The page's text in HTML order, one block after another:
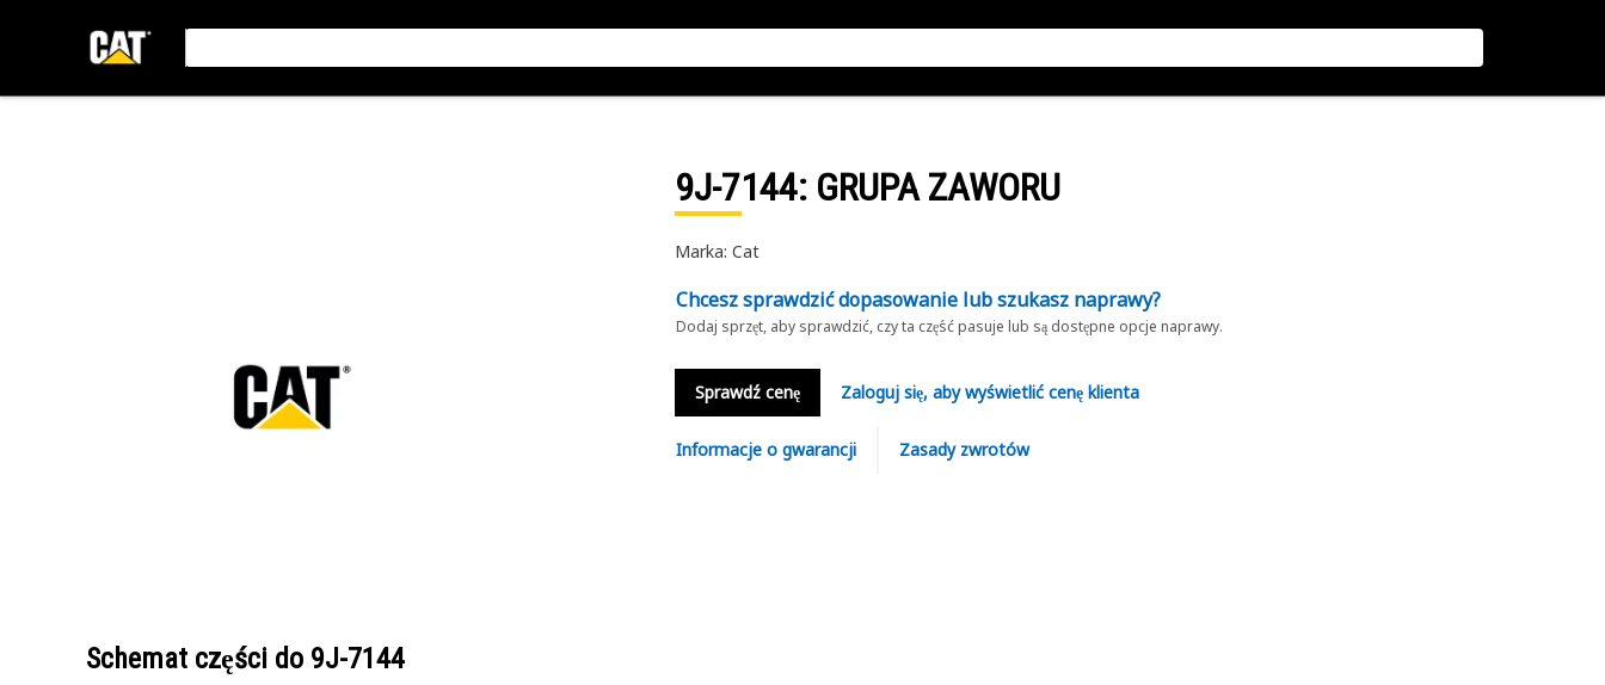
9J-7144: GRUPA ZAWORU
Marka: Cat
Chcesz sprawdzić dopasowanie lub szukasz naprawy?
Dodaj sprzęt, aby sprawdzić, czy ta część pasuje lub są dostępne opcje naprawy.
Sprawdź cenę Zaloguj się, aby wyświetlić cenę klienta
Informacje o gwarancji Zasady zwrotów
Schemat części do 9J-7144